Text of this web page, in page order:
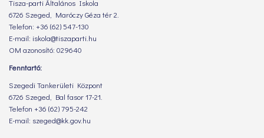
Tisza-parti Általános Iskola
6726 Szeged, Maróczy Géza tér 2.
Telefon: +36 (62) 547-130
E-mail: iskola@tiszaparti.hu
OM azonosító: 029640
Fenntartó:
Szegedi Tankerületi Központ
6726 Szeged, Bal fasor 17-21.
Telefon +36 (62) 795-242
E-mail: szeged@kk.gov.hu